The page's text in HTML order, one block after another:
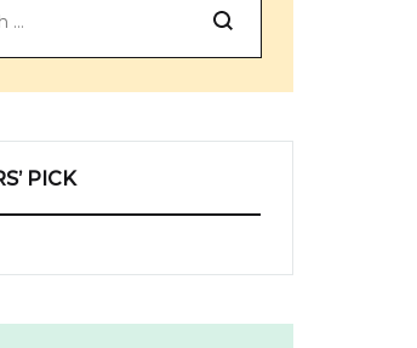
Search
PICK